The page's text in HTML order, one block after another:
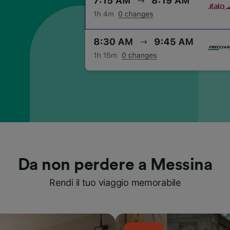
Da non perdere a Messina
Rendi il tuo viaggio memorabile